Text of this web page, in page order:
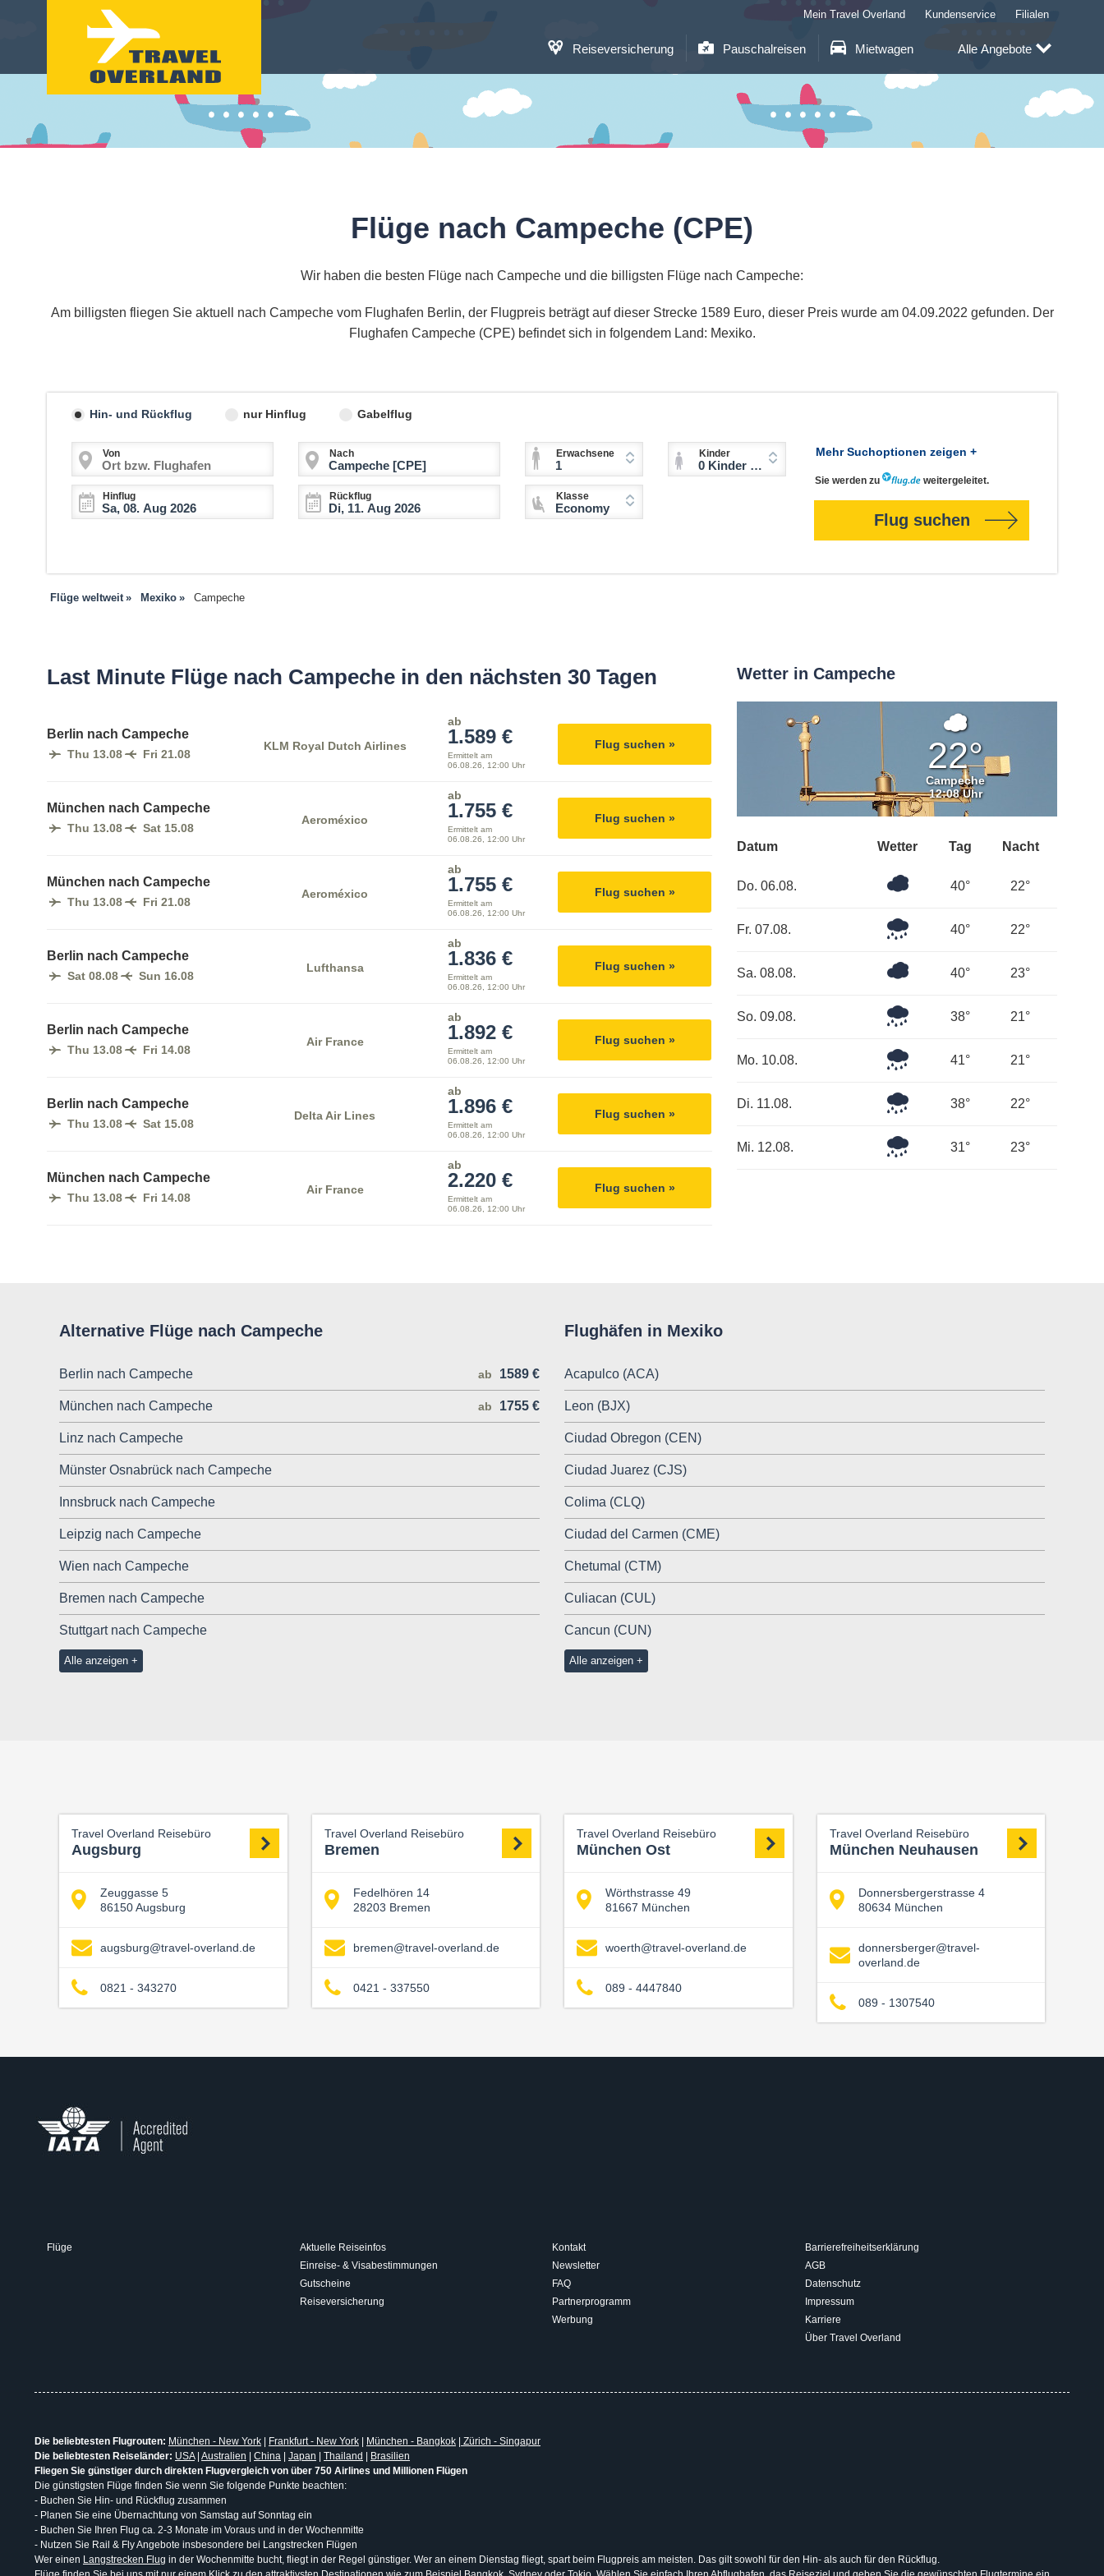
Reiseversicherung Pauschalreisen Mietwagen
Mein Travel Overland Kundenservice Filialen
Alle Angebote
Flüge nach Campeche (CPE)
Wir haben die besten Flüge nach Campeche und die billigsten Flüge nach Campeche:
Am billigsten fliegen Sie aktuell nach Campeche vom Flughafen Berlin, der Flugpreis beträgt auf dieser Strecke 1589 Euro, dieser Preis wurde am 04.09.2022 gefunden. Der
Flughafen Campeche (CPE) befindet sich in folgendem Land: Mexiko.
Hin- und Rückflug nur Hinflug Gabelflug
Von Nach
Hinflug Rückflug
Erwachsene
1
Kinder
0 Kinder (2-11 Jahre)
Klasse
Economy
Mehr Suchoptionen zeigen +
Sie werden zu weitergeleitet.
Flug suchen
Flüge weltweit Mexiko Campeche
Last Minute Flüge nach Campeche in den nächsten 30 Tagen
Berlin nach Campeche
Thu 13.08 Fri 21.08
KLM Royal Dutch Airlines
ab
1.589 €
Ermittelt am
06.08.26, 12:00 Uhr
Flug suchen »
München nach Campeche
Thu 13.08 Sat 15.08
Aeroméxico
ab
1.755 €
Ermittelt am
06.08.26, 12:00 Uhr
Flug suchen »
München nach Campeche
Thu 13.08 Fri 21.08
Aeroméxico
ab
1.755 €
Ermittelt am
06.08.26, 12:00 Uhr
Flug suchen »
Berlin nach Campeche
Sat 08.08 Sun 16.08
Lufthansa
ab
1.836 €
Ermittelt am
06.08.26, 12:00 Uhr
Flug suchen »
Berlin nach Campeche
Thu 13.08 Fri 14.08
Air France
ab
1.892 €
Ermittelt am
06.08.26, 12:00 Uhr
Flug suchen »
Berlin nach Campeche
Thu 13.08 Sat 15.08
Delta Air Lines
ab
1.896 €
Ermittelt am
06.08.26, 12:00 Uhr
Flug suchen »
München nach Campeche
Thu 13.08 Fri 14.08
Air France
ab
2.220 €
Ermittelt am
06.08.26, 12:00 Uhr
Flug suchen »
Wetter in Campeche
Bedeckt
22°
Campeche
12:08 Uhr
Datum Wetter Tag Nacht
Do. 06.08.
Überwiegend
40° 22°
Fr. 07.08.
Leichter40° 22°
Sa. 08.08.
Überwiegend
40° 23°
So. 09.08.
Leichter38° 21°
Mo. 10.08.
Leichter41° 21°
Di. 11.08.
Leichter38° 22°
Mi. 12.08.
Leichter31° 23°
Alternative Flüge nach Campeche
Berlin nach Campeche ab 1589 €
München nach Campeche ab 1755 €
Linz nach Campeche
Münster Osnabrück nach Campeche
Innsbruck nach Campeche
Leipzig nach Campeche
Wien nach Campeche
Bremen nach Campeche
Stuttgart nach Campeche
Alle anzeigen
Flughäfen in Mexiko
Acapulco (ACA)
Leon (BJX)
Ciudad Obregon (CEN)
Ciudad Juarez (CJS)
Colima (CLQ)
Ciudad del Carmen (CME)
Chetumal (CTM)
Culiacan (CUL)
Cancun (CUN)
Alle anzeigen
Travel Overland Reisebüro
Augsburg
Zeuggasse 5
86150 Augsburg
augsburg@travel-overland.de
0821 - 343270
Travel Overland Reisebüro
Bremen
Fedelhören 14
28203 Bremen
bremen@travel-overland.de
0421 - 337550
Travel Overland Reisebüro
München Ost
Wörthstrasse 49
81667 München
woerth@travel-overland.de
089 - 4447840
Travel Overland Reisebüro
München Neuhausen
Donnersbergerstrasse 4
80634 München
donnersberger@travel-
overland.de
089 - 1307540
Flüge
Aktuelle Reiseinfos
Einreise- & Visabestimmungen
Gutscheine
Reiseversicherung
Kontakt
Newsletter
FAQ
Partnerprogramm
Werbung
Barrierefreiheitserklärung
AGB
Datenschutz
Impressum
Karriere
Über Travel Overland
Die beliebtesten Flugrouten: München - New York | Frankfurt - New York | München - Bangkok | Zürich - Singapur
Die beliebtesten Reiseländer: USA| Australien | China | Japan | Thailand | Brasilien
Fliegen Sie günstiger durch direkten Flugvergleich von über 750 Airlines und Millionen Flügen
Die günstigsten Flüge finden Sie wenn Sie folgende Punkte beachten:
- Buchen Sie Hin- und Rückflug zusammen
- Planen Sie eine Übernachtung von Samstag auf Sonntag ein
- Buchen Sie Ihren Flug ca. 2-3 Monate im Voraus und in der Wochenmitte
- Nutzen Sie Rail & Fly Angebote insbesondere bei Langstrecken Flügen
Wer einen Langstrecken Flug in der Wochenmitte bucht, fliegt in der Regel günstiger. Wer an einem Dienstag fliegt, spart beim Flugpreis am meisten. Das gilt sowohl für den Hin- als auch für den Rückflug.